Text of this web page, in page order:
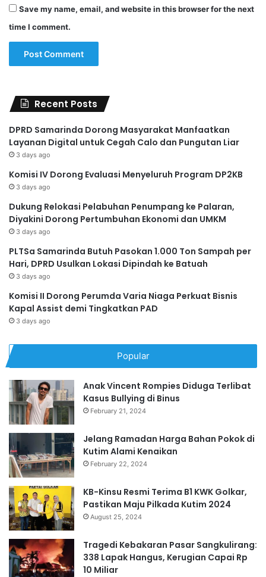
Save my name, email, and website in this browser for the next
time I comment.
Recent Posts
DPRD Samarinda Dorong Masyarakat Manfaatkan
Layanan Digital untuk Cegah Calo dan Pungutan Liar
3 days ago
Komisi IV Dorong Evaluasi Menyeluruh Program DP2KB
3 days ago
Dukung Relokasi Pelabuhan Penumpang ke Palaran,
Diyakini Dorong Pertumbuhan Ekonomi dan UMKM
3 days ago
PLTSa Samarinda Butuh Pasokan 1.000 Ton Sampah per
Hari, DPRD Usulkan Lokasi Dipindah ke Batuah
3 days ago
Komisi II Dorong Perumda Varia Niaga Perkuat Bisnis
Kapal Assist demi Tingkatkan PAD
3 days ago
Popular
Anak Vincent Rompies Diduga Terlibat
Kasus Bullying di Binus
February 21, 2024
Jelang Ramadan Harga Bahan Pokok di
Kutim Alami Kenaikan
February 22, 2024
KB-Kinsu Resmi Terima B1 KWK Golkar,
Pastikan Maju Pilkada Kutim 2024
August 25, 2024
Tragedi Kebakaran Pasar Sangkulirang:
338 Lapak Hangus, Kerugian Capai Rp
10 Miliar